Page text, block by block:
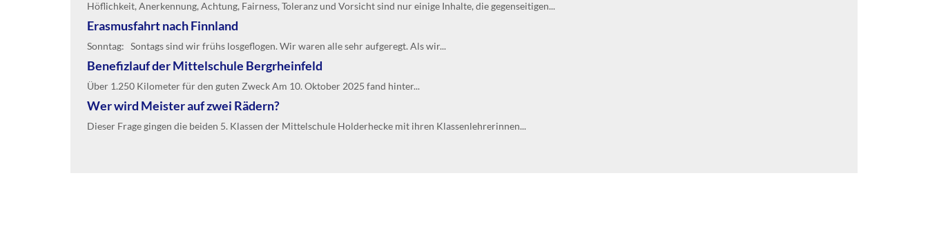
Höflichkeit, Anerkennung, Achtung, Fairness, Toleranz und Vorsicht sind nur einige Inhalte, die gegenseitigen...
Erasmusfahrt nach Finnland
Sonntag: Sontags sind wir frühs losgeflogen. Wir waren alle sehr aufgeregt. Als wir...
Benefizlauf der Mittelschule Bergrheinfeld
Über 1.250 Kilometer für den guten Zweck Am 10. Oktober 2025 fand hinter...
Wer wird Meister auf zwei Rädern?
Dieser Frage gingen die beiden 5. Klassen der Mittelschule Holderhecke mit ihren Klassenlehrerinnen...